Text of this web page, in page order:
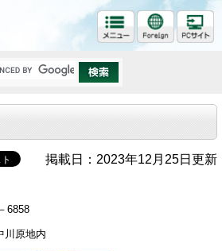
掲載日：2023年12月25日更新
6858
川原地内